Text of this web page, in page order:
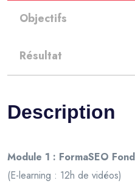
Objectifs
Résultat
Description
Module 1 : FormaSEO
(E-learning : 12h de vidéos)